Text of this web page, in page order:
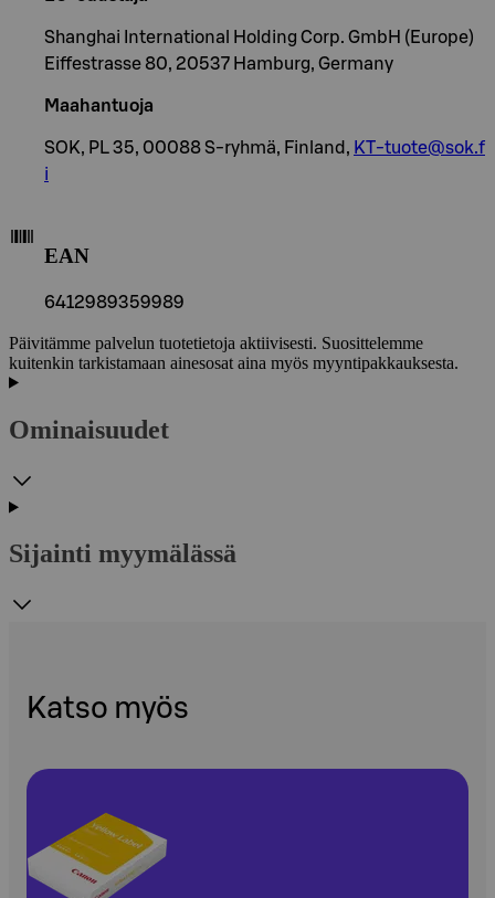
Shanghai International Holding Corp. GmbH (Europe)
Eiffestrasse 80, 20537 Hamburg, Germany
Maahantuoja
SOK, PL 35, 00088 S-ryhmä, Finland, KT-tuote@sok.f
i
EAN
6412989359989
Päivitämme palvelun tuotetietoja aktiivisesti. Suosittelemme
kuitenkin tarkistamaan ainesosat aina myös myyntipakkauksesta.
Ominaisuudet
Sijainti myymälässä
Katso myös